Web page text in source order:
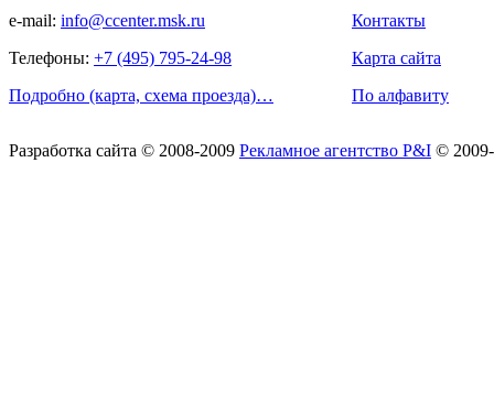
e-mail: info@ccenter.msk.ru
Телефоны: +7 (495) 795-24-98
Подробно (карта, схема проезда)…
Контакты
Карта сайта
По алфавиту
Разработка сайта © 2008-2009 Рекламное агентство P&I ©